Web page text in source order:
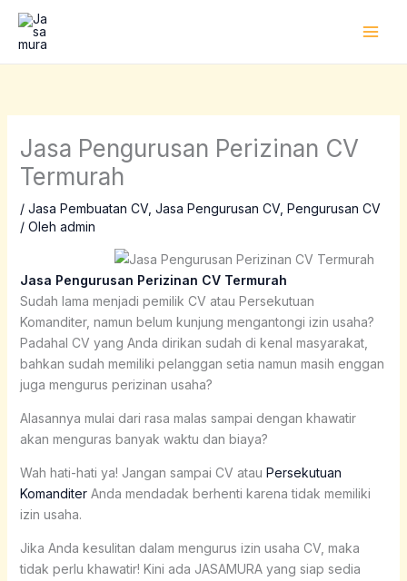
Lewati
konten
Jasa Pengurusan Perizinan CV
Termurah
/ Jasa Pembuatan CV, Jasa Pengurusan CV, Pengurusan CV
/ Oleh admin
Jasa Pengurusan Perizinan CV Termurah
Sudah lama menjadi pemilik CV atau Persekutuan
Komanditer, namun belum kunjung mengantongi izin usaha?
Padahal CV yang Anda dirikan sudah di kenal masyarakat,
bahkan sudah memiliki pelanggan setia namun masih enggan
juga mengurus perizinan usaha?
Alasannya mulai dari rasa malas sampai dengan khawatir
akan menguras banyak waktu dan biaya?
Wah hati-hati ya! Jangan sampai CV atau Persekutuan
KomanditerAnda mendadak berhenti karena tidak memiliki
izin usaha.
Jika Anda kesulitan dalam mengurus izin usaha CV, maka
tidak perlu khawatir! Kini ada JASAMURA yang siap sedia